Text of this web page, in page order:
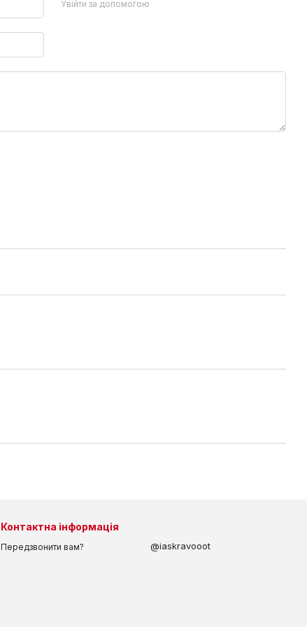
Увійти за допомогою
Контактна інформація
Передзвонити вам? @iaskravooot